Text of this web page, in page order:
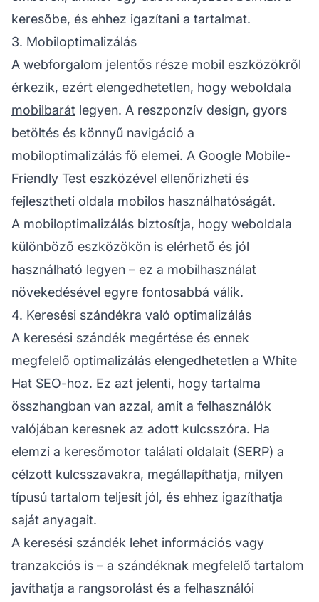
keresőbe, és ehhez igazítani a tartalmat.
3. Mobiloptimalizálás
A webforgalom jelentős része mobil eszközökről
érkezik, ezért elengedhetetlen, hogy weboldala
mobilbarát legyen. A reszponzív design, gyors
betöltés és könnyű navigáció a
mobiloptimalizálás fő elemei. A Google Mobile-
Friendly Test eszközével ellenőrizheti és
fejlesztheti oldala mobilos használhatóságát.
A mobiloptimalizálás biztosítja, hogy weboldala
különböző eszközökön is elérhető és jól
használható legyen – ez a mobilhasználat
növekedésével egyre fontosabbá válik.
4. Keresési szándékra való optimalizálás
A keresési szándék megértése és ennek
megfelelő optimalizálás elengedhetetlen a White
Hat SEO-hoz. Ez azt jelenti, hogy tartalma
összhangban van azzal, amit a felhasználók
valójában keresnek az adott kulcsszóra. Ha
elemzi a keresőmotor találati oldalait (SERP) a
célzott kulcsszavakra, megállapíthatja, milyen
típusú tartalom teljesít jól, és ehhez igazíthatja
saját anyagait.
A keresési szándék lehet információs vagy
tranzakciós is – a szándéknak megfelelő tartalom
javíthatja a rangsorolást és a felhasználói